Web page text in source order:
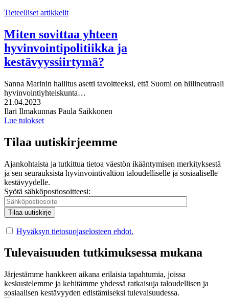
Tieteelliset artikkelit
Miten sovittaa yhteen
hyvinvointipolitiikka ja
kestävyyssiirtymä?
Sanna Marinin hallitus asetti tavoitteeksi, että Suomi on hiilineutraali
hyvinvointiyhteiskunta…
Julkaistu:
21.04.2023
Kirjoittajat:
Ilari Ilmakunnas Paula Saikkonen
Lue tulokset
Tilaa uutiskirjeemme
Ajankohtaista ja tutkittua tietoa väestön ikääntymisen merkityksestä
ja sen seurauksista hyvinvointivaltion taloudelliselle ja sosiaaliselle
kestävyydelle.
Syötä sähköpostiosoitteesi:
Hyväksyn tietosuojaselosteen ehdot.
Tulevaisuuden tutkimuksessa mukana
Järjestämme hankkeen aikana erilaisia tapahtumia, joissa
keskustelemme ja kehitämme yhdessä ratkaisuja taloudellisen ja
sosiaalisen kestävyyden edistämiseksi tulevaisuudessa.